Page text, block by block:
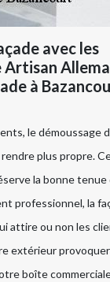
avec les
Artisan
à
le démoussage
plus propre.
la bonne
professionnel, la
attire ou non les
extérieur
boîte